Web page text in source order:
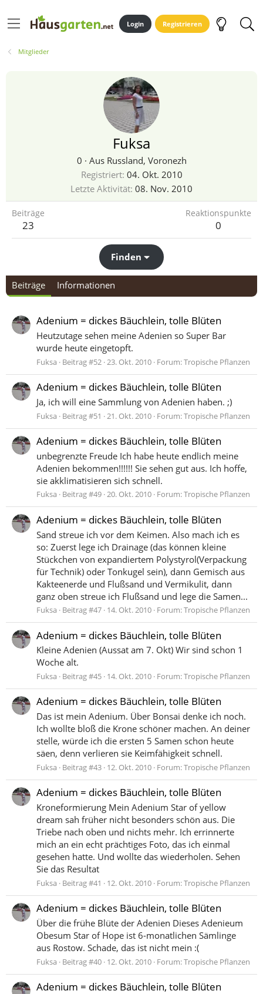
Login Registrieren
Mitglieder
Fuksa
0 · Aus Russland, Voronezh
Registriert 04. Okt. 2010
Letzte Aktivität 08. Nov. 2010
Beiträge
23
Reaktionspunkte
0
Finden
Beiträge Informationen
Adenium = dickes Bäuchlein, tolle Blüten
Heutzutage sehen meine Adenien so Super Bar
wurde heute eingetopft.
Fuksa Beitrag #52 23. Okt. 2010 Forum:Tropische Pflanzen
Adenium = dickes Bäuchlein, tolle Blüten
Ja, ich will eine Sammlung von Adenien haben. ;)
Fuksa Beitrag #51 21. Okt. 2010 Forum:Tropische Pflanzen
Adenium = dickes Bäuchlein, tolle Blüten
unbegrenzte Freude Ich habe heute endlich meine
Adenien bekommen!!!!!! Sie sehen gut aus. Ich hoffe,
sie akklimatisieren sich schnell.
Fuksa Beitrag #49 20. Okt. 2010 Forum:Tropische Pflanzen
Adenium = dickes Bäuchlein, tolle Blüten
Sand streue ich vor dem Keimen. Also mach ich es
so: Zuerst lege ich Drainage (das können kleine
Stückchen von expandiertem Polystyrol(Verpackung
für Technik) oder Tonkugel sein), dann Gemisch aus
Kakteenerde und Flußsand und Vermikulit, dann
ganz oben streue ich Flußsand und lege die Samen...
Fuksa Beitrag #47 14. Okt. 2010 Forum:Tropische Pflanzen
Adenium = dickes Bäuchlein, tolle Blüten
Kleine Adenien (Aussat am 7. Okt) Wir sind schon 1
Woche alt.
Fuksa Beitrag #45 14. Okt. 2010 Forum:Tropische Pflanzen
Adenium = dickes Bäuchlein, tolle Blüten
Das ist mein Adenium. Über Bonsai denke ich noch.
Ich wollte bloß die Krone schöner machen. An deiner
stelle, würde ich die ersten 5 Samen schon heute
säen, denn verlieren sie Keimfähigkeit schnell.
Fuksa Beitrag #43 12. Okt. 2010 Forum:Tropische Pflanzen
Adenium = dickes Bäuchlein, tolle Blüten
Kroneformierung Mein Adenium Star of yellow
dream sah früher nicht besonders schön aus. Die
Triebe nach oben und nichts mehr. Ich errinnerte
mich an ein echt prächtiges Foto, das ich einmal
gesehen hatte. Und wollte das wiederholen. Sehen
Sie das Resultat
Fuksa Beitrag #41 12. Okt. 2010 Forum:Tropische Pflanzen
Adenium = dickes Bäuchlein, tolle Blüten
Über die frühe Blüte der Adenien Dieses Adenieum
Obesum Star of Hope ist 6-monatlichen Sämlinge
aus Rostow. Schade, das ist nicht mein :(
Fuksa Beitrag #40 12. Okt. 2010 Forum:Tropische Pflanzen
Adenium = dickes Bäuchlein, tolle Blüten